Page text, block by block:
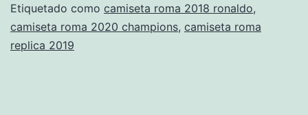
Etiquetado como camiseta roma 2018 ronaldo,
camiseta roma 2020 champions, camiseta roma
replica 2019